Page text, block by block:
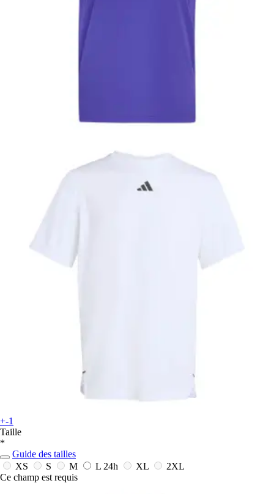
+-1
Taille
*
Guide des tailles
XS
S M L 24h XL
2XL
Ce champ est requis